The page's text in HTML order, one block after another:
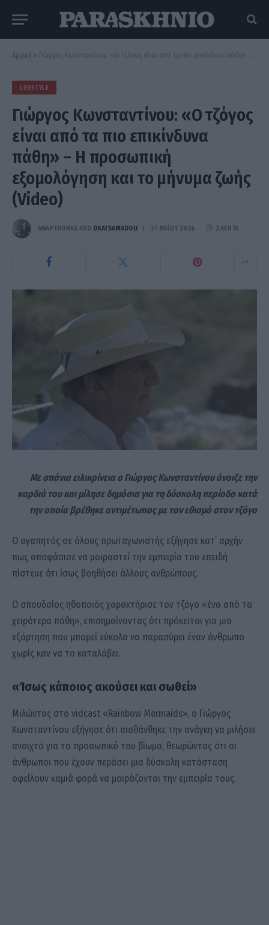
Αρχική » Γιώργος Κωνσταντίνου: «Ο τζόγος είναι από τα πιο επικίνδυνα πάθη» – Η προσωπική εξομολόγηση και το μήνυμα ζωής (Video)
LIFESTYLE
Γιώργος Κωνσταντίνου: «Ο τζόγος
είναι από τα πιο επικίνδυνα
πάθη» – Η προσωπική
εξομολόγηση και το μήνυμα ζωής
(Video)
ΑΝΑΡΤΗΘΗΚΕ ΑΠΟ DKATSAMADOU 27 ΜΑΪ́ΟΥ 2026 2 ΛΕΠΤΆ
Με σπάνια ειλικρίνεια ο Γιώργος Κωνσταντίνου άνοιξε την
καρδιά του και μίλησε δημόσια για τη δύσκολη περίοδο κατά
την οποία βρέθηκε αντιμέτωπος με τον εθισμό στον τζόγο
O αγαπητός σε όλους πρωταγωνιστής εξήγησε κατ’ αρχήν
πως αποφάσισε να μοιραστεί την εμπειρία του επειδή
πίστευε ότι ίσως βοηθήσει άλλους ανθρώπους.
Ο σπουδαίος ηθοποιός χαρακτήρισε τον τζόγο «ένα από τα
χειρότερα πάθη», επισημαίνοντας ότι πρόκειται για μια
εξάρτηση που μπορεί εύκολα να παρασύρει έναν άνθρωπο
χωρίς καν να το καταλάβει.
«Ίσως κάποιος ακούσει και σωθεί»
Μιλώντας στο vidcast «Rainbow Mermaids», ο Γιώργος
Κωνσταντίνου εξήγησε ότι αισθάνθηκε την ανάγκη να μιλήσει
ανοιχτά για το προσωπικό του βίωμα, θεωρώντας ότι οι
άνθρωποι που έχουν περάσει μια δύσκολη κατάσταση
οφείλουν καμιά φορά να μοιράζονται την εμπειρία τους.